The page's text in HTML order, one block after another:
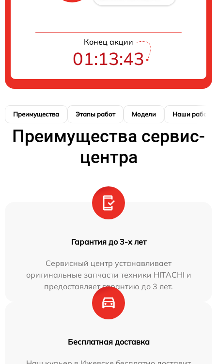
Конец акции
01:13:42
Преимущества Этапы работ Модели Наши работы
Преимущества сервис-
центра
Гарантия до 3-х лет
Сервисный центр устанавливает
оригинальные запчасти техники HITACHI и
предоставляет гарантию до 3 лет.
Бесплатная доставка